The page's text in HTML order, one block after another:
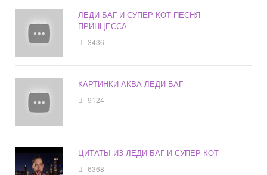
ЛЕДИ БАГ И СУПЕР КОТ ПЕСНЯ
ПРИНЦЕССА
3436
КАРТИНКИ АКВА ЛЕДИ БАГ
9124
ЦИТАТЫ ИЗ ЛЕДИ БАГ И СУПЕР КОТ
6368